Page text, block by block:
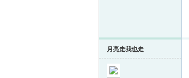
月亮走我也走